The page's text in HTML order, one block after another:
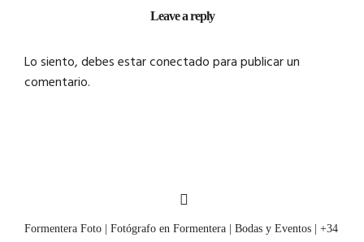
Leave a reply
Lo siento, debes estarconectadopara publicar un
comentario.
Formentera Foto | Fotógrafo en Formentera | Bodas y Eventos | +34